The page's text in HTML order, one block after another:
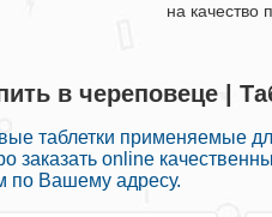
на качество
в череповеце |
таблетки применяемые
заказать online
по Вашему адресу.